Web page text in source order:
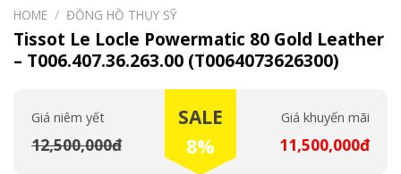
HOME / ĐỒNG HỒ THỤY SỸ
Tissot Le Locle Powermatic 80 Gold Leather
– T006.407.36.263.00 (T0064073626300)
Giá niêm yết
12,500,000đ
Giá khuyến mãi
11,500,000đ
SALE
8%